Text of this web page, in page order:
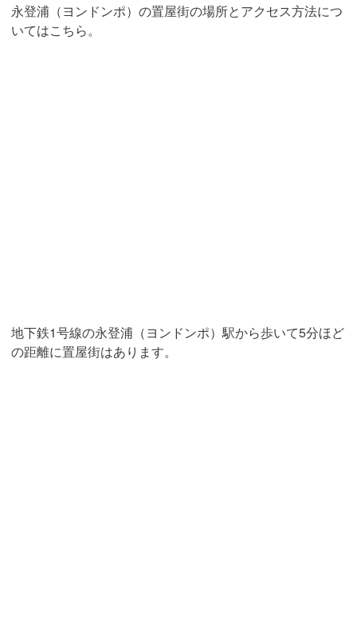
永登浦（ヨンドンポ）の置屋街の場所とアクセス方法につ
いてはこちら。
地下鉄1号線の永登浦（ヨンドンポ）駅から歩いて5分ほど
の距離に置屋街はあります。